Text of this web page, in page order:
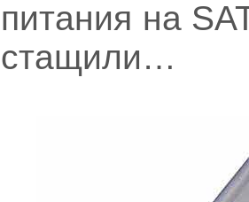
питания на
стащили…